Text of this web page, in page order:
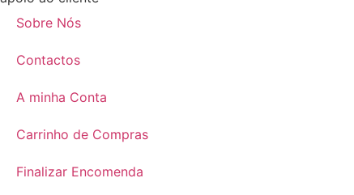
Sobre Nós
Contactos
A minha Conta
Carrinho de Compras
Finalizar Encomenda